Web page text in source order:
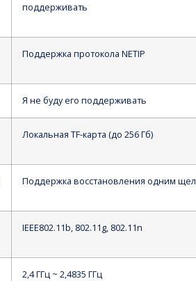
поддерживать
Поддержка протокола NETIP
Я не буду его поддерживать
Локальная TF-карта (до 256 Гб)
Поддержка восстановления одним
IEEE802.11b, 802.11g, 802.11n
2,4 ГГц ~ 2,4835 ГГц